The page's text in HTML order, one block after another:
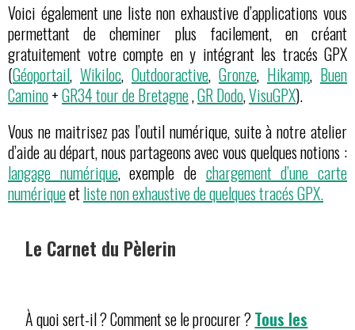
Voici également une liste non exhaustive d’applications vous
permettant de cheminer plus facilement, en créant
gratuitement votre compte en y intégrant les tracés GPX
(Géoportail, Wikiloc, Outdooractive, Gronze, Hikamp, Buen
Camino+GR34 tour de Bretagne,GR Dodo,VisuGPX).
Vous ne maitrisez pas l’outil numérique, suite à notre atelier
d’aide au départ, nous partageons avec vous quelques notions :
langage numérique,exemple de chargement d’une carte
numériqueetliste non exhaustive de quelques tracés GPX.
Le Carnet du Pèlerin
À quoi sert-il ? Comment se le procurer ?Tous les